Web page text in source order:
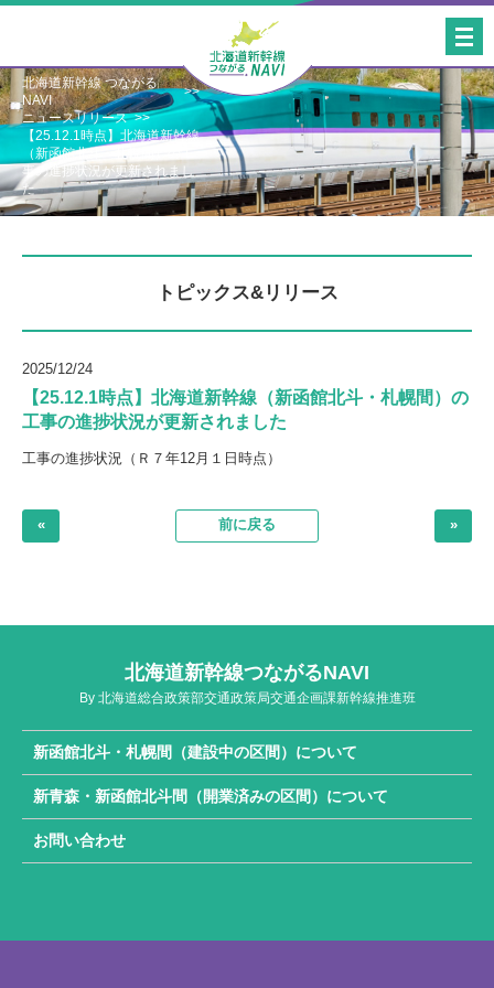
北海道新幹線 つながる
NAVI
ニュースリリース
【25.12.1時点】北海道新幹線
（新函館北斗・札幌間）の工
事の進捗状況が更新されまし
た
トピックス&リリース
2025/12/24
【25.12.1時点】北海道新幹線（新函館北斗・札幌間）の
工事の進捗状況が更新されました
工事の進捗状況（Ｒ７年12月１日時点）
« 前に戻る »
北海道新幹線つながるNAVI
By 北海道総合政策部交通政策局交通企画課新幹線推進班
新函館北斗・札幌間（建設中の区間）について
新青森・新函館北斗間（開業済みの区間）について
お問い合わせ